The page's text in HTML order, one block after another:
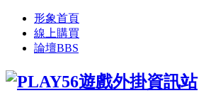
形象首頁
線上購買
論壇BBS